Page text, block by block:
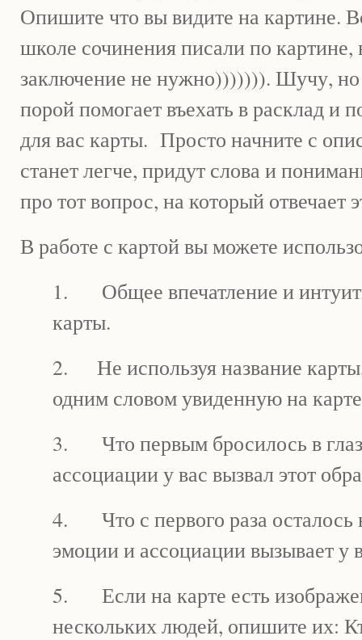
Опишите что вы видите на картине.
школе сочинения писали по картине,
заключение не нужно))))))). Шучу, но
порой помогает въехать в расклад и
для вас карты. Просто начните с
станет легче, придут слова и
про тот вопрос, на который отвечает
В работе с картой вы можете
1. Общее впечатление и
карты.
2. Не используя название карты,
одним словом увиденную на
3. Что первым бросилось в
ассоциации у вас вызвал этот
4. Что с первого раза осталось
эмоции и ассоциации вызывает у
5. Если на карте есть
нескольких людей, опишите их: